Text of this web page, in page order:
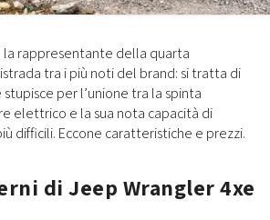
la rappresentante della quarta
tra i più noti del brand: si tratta di
stupisce per l’unione tra la spinta
elettrico e la sua nota capacità di
difficili. Eccone caratteristiche e prezzi.
di Jeep Wrangler 4xe